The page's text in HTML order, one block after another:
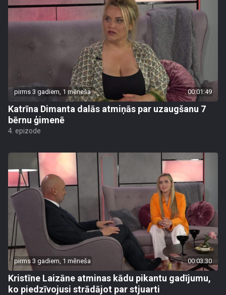
pirms 3 gadiem, 1 mēneša 00:01:49
Katrīna Dimanta dalās atmiņās par uzaugšanu 7
bērnu ģimenē
4. epizode
pirms 3 gadiem, 1 mēneša 00:03:30
Kristīne Laizāne atminas kādu pikantu gadījumu,
ko piedzīvojusi strādājot par stjuarti